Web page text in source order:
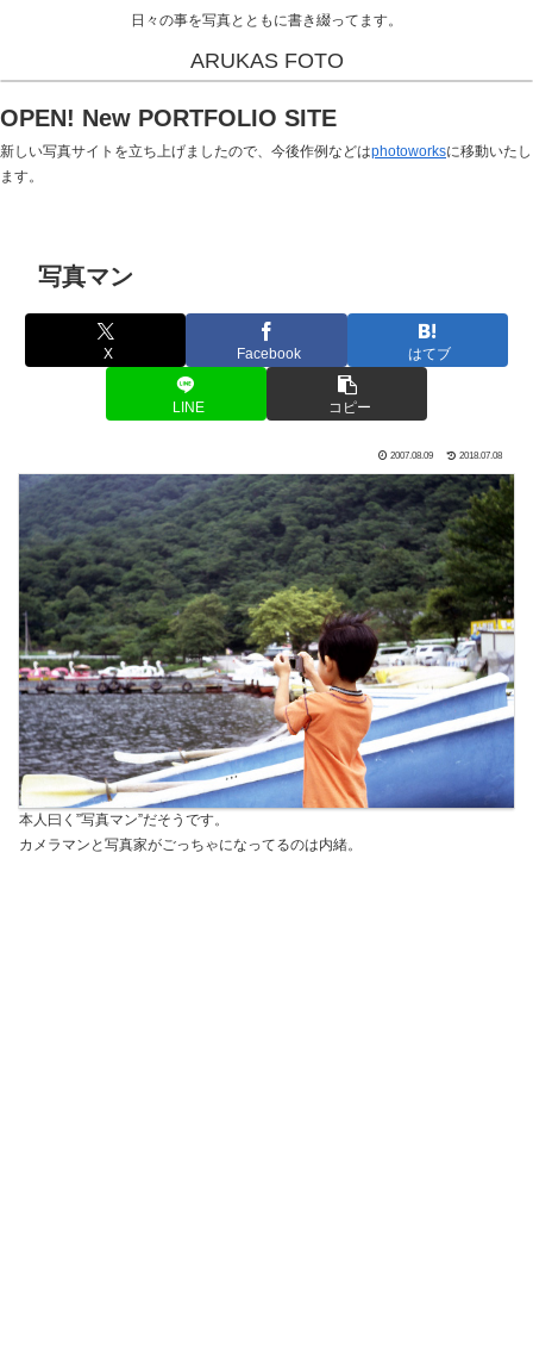
日々の事を写真とともに書き綴ってます。
ARUKAS FOTO
OPEN! New PORTFOLIO SITE
新しい写真サイトを立ち上げましたので、今後作例などはphotoworksに移動いたし
ます。
写真マン
X Facebook はてブ
LINE コピー
2007.08.09 2018.07.08
本人曰く”写真マン”だそうです。
カメラマンと写真家がごっちゃになってるのは内緒。